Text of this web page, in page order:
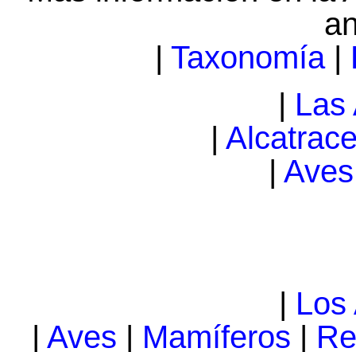
| Taxonomía|
| Las
|
|
| Los
| Aves | Mamíferos |